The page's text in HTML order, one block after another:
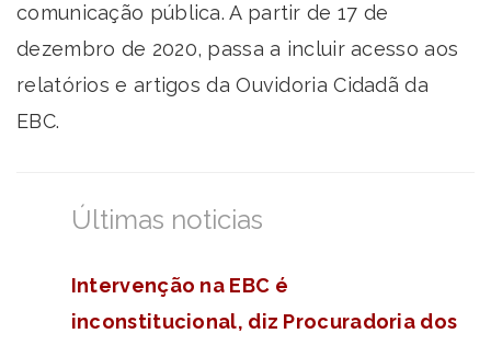
comunicação pública. A partir de 17 de
dezembro de 2020, passa a incluir acesso aos
relatórios e artigos da Ouvidoria Cidadã da
EBC.
Últimas noticias
Intervenção na EBC é
inconstitucional, diz Procuradoria dos